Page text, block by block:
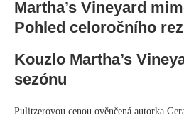
Martha’s Vineyard
Pohled celoročního
Kouzlo Martha’s
sezónu
Pulitzerovou cenou ověnčená autorka